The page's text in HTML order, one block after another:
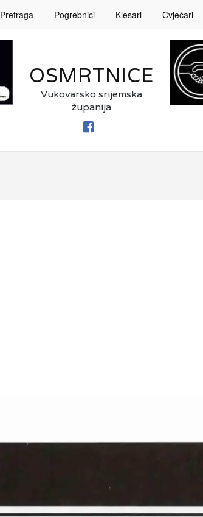
Pretraga Pogrebnici Klesari Cvjećari
OSMRTNICE
Vukovarsko srijemska
županija